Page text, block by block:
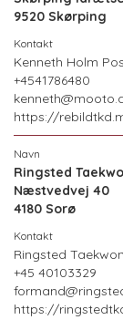
9520 Skørping
Kenneth Holm
+4541786480
https://
Ringsted
Næstvedvej 40
4180 Sorø
Ringsted
+45 40103329
https://